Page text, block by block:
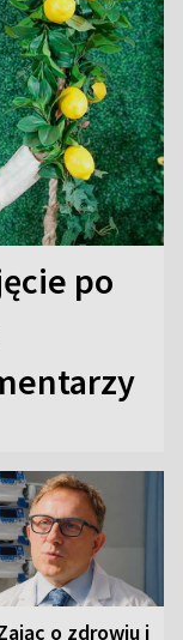
po
o zdrowiu i